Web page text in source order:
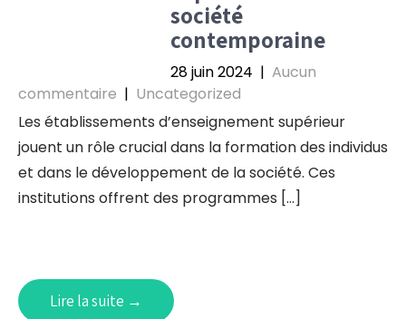
société
contemporaine
28 juin 2024 | Aucun
commentaire | Uncategorized
Les établissements d’enseignement supérieur
jouent un rôle crucial dans la formation des individus
et dans le développement de la société. Ces
institutions offrent des programmes […]
Lire la suite →